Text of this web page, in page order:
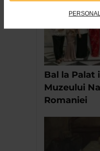
Bal la Palat
Muzeului
Romaniei